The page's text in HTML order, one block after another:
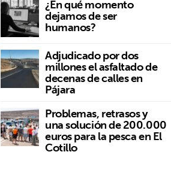
¿En qué momento
dejamos de ser
humanos?
Adjudicado por dos
millones el asfaltado de
decenas de calles en
Pájara
Problemas, retrasos y
una solución de 200.000
euros para la pesca en El
Cotillo